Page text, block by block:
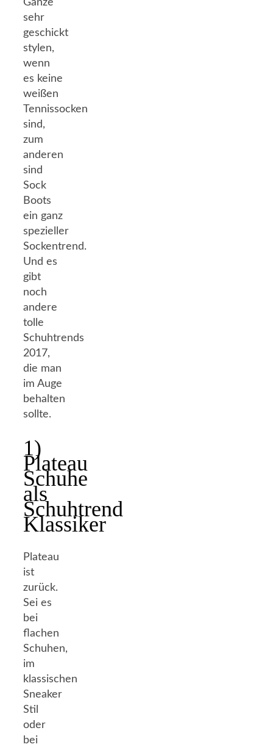
Ganze
sehr
geschickt
stylen,
wenn
es keine
weißen
Tennissocken
sind,
zum
anderen
sind
Sock
Boots
ein ganz
spezieller
Sockentrend.
Und es
gibt
noch
andere
tolle
Schuhtrends
2017,
die man
im Auge
behalten
sollte.
1)
Plateau
Schuhe
als
Schuhtrend
Klassiker
Plateau
ist
zurück.
Sei es
bei
flachen
Schuhen,
im
klassischen
Sneaker
Stil
oder
bei